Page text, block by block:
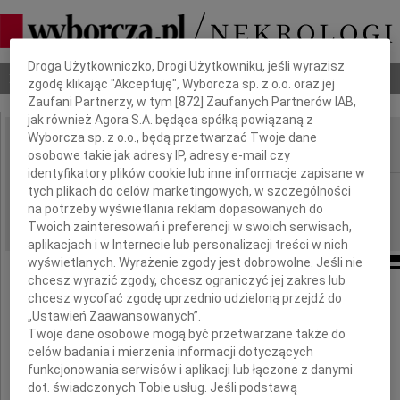
Nekrologi Odeszli Poradnik pogrzebowy
IMIĘ I NAZWISKO:
REGION: Lublin
DATA EMISJI: 16.05.2023
Panu prof. dr hab.
Januszowi Milanowskiemu
wyrazy głębokiego współczucia
Dbamy o Twoją prywatność
Droga Użytkowniczko, Drogi Użytkowniku, jeśli wyrazisz
zgodę klikając "Akceptuję", Wyborcza sp. z o.o. oraz jej
Zaufani Partnerzy, w tym [872 ] Zaufanych Partnerów IAB,
jak również Agora S.A. będąca spółką powiązaną z
Wyborcza sp. z o.o., będą przetwarzać Twoje dane
osobowe takie jak adresy IP, adresy e-mail czy
identyfikatory plików cookie lub inne informacje zapisane w
tych plikach do celów marketingowych, w szczególności
na potrzeby wyświetlania reklam dopasowanych do
Twoich zainteresowań i preferencji w swoich serwisach,
aplikacjach i w Internecie lub personalizacji treści w nich
wyświetlanych. Wyrażenie zgody jest dobrowolne. Jeśli nie
chcesz wyrazić zgody, chcesz ograniczyć jej zakres lub
chcesz wycofać zgodę uprzednio udzieloną przejdź do
„Ustawień Zaawansowanych”.
Twoje dane osobowe mogą być przetwarzane także do
celów badania i mierzenia informacji dotyczących
funkcjonowania serwisów i aplikacji lub łączone z danymi
dot. świadczonych Tobie usług. Jeśli podstawą